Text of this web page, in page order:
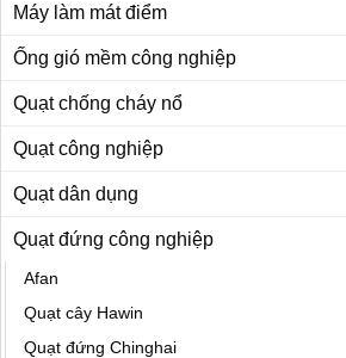
Máy làm mát điểm
Ống gió mềm công nghiệp
Quạt chống cháy nổ
Quạt công nghiệp
Quạt dân dụng
Quạt đứng công nghiệp
Afan
Quạt cây Hawin
Quạt đứng Chinghai